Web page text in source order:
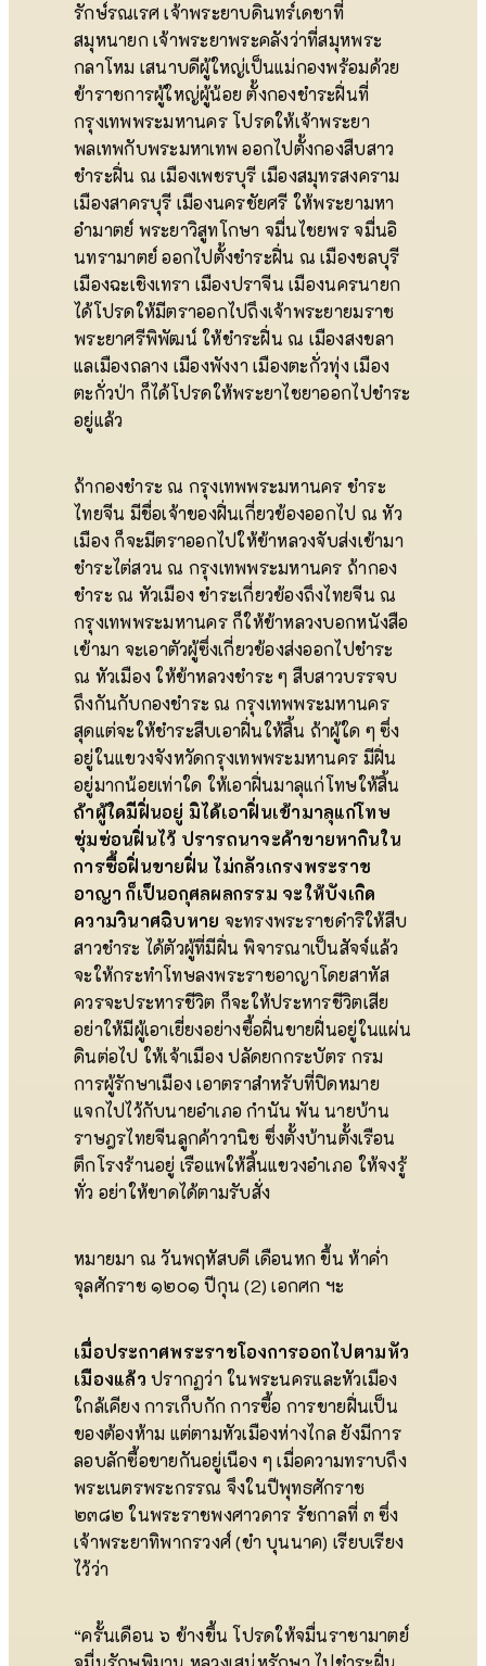
รักษ์รณเรศ เจ้าพระยาบดินทร์เดชาที่
สมุหนายก เจ้าพระยาพระคลังว่าที่สมุหพระ
กลาโหม เสนาบดีผู้ใหญ่เป็นแม่กองพร้อมด้วย
ข้าราชการผู้ใหญ่ผู้น้อย ตั้งกองชำระฝิ่นที่
กรุงเทพพระมหานคร โปรดให้เจ้าพระยา
พลเทพกับพระมหาเทพ ออกไปตั้งกองสืบสาว
ชำระฝิ่น ณ เมืองเพชรบุรี เมืองสมุทรสงคราม
เมืองสาครบุรี เมืองนครชัยศรี ให้พระยามหา
อำมาตย์ พระยาวิสูทโกษา จมื่นไชยพร จมื่นอิ
นทรามาตย์ ออกไปตั้งชำระฝิ่น ณ เมืองชลบุรี
เมืองฉะเชิงเทรา เมืองปราจีน เมืองนครนายก
ได้โปรดให้มีตราออกไปถึงเจ้าพระยายมราช
พระยาศรีพิพัฒน์ ให้ชำระฝิ่น ณ เมืองสงขลา
แลเมืองถลาง เมืองพังงา เมืองตะกั่วทุ่ง เมือง
ตะกั่วป่า ก็ได้โปรดให้พระยาไชยาออกไปชำระ
อยู่แล้ว
ถ้ากองชำระ ณ กรุงเทพพระมหานคร ชำระ
ไทยจีน มีชื่อเจ้าของฝิ่นเกี่ยวข้องออกไป ณ หัว
เมือง ก็จะมีตราออกไปให้ข้าหลวงจับส่งเข้ามา
ชำระไต่สวน ณ กรุงเทพพระมหานคร ถ้ากอง
ชำระ ณ หัวเมือง ชำระเกี่ยวข้องถึงไทยจีน ณ
กรุงเทพพระมหานคร ก็ให้ข้าหลวงบอกหนังสือ
เข้ามา จะเอาตัวผู้ซึ่งเกี่ยวข้องส่งออกไปชำระ
ณ หัวเมือง ให้ข้าหลวงชำระ ๆ สืบสาวบรรจบ
ถึงกันกับกองชำระ ณ กรุงเทพพระมหานคร
สุดแต่จะให้ชำระสืบเอาฝิ่นให้สิ้น ถ้าผู้ใด ๆ ซึ่ง
อยู่ในแขวงจังหวัดกรุงเทพพระมหานคร มีฝิ่น
อยู่มากน้อยเท่าใด ให้เอาฝิ่นมาลุแก่โทษให้สิ้น
ถ้าผู้ใดมีฝิ่นอยู่ มิได้เอาฝิ่นเข้ามาลุแก่โทษ
ซุ่มซ่อนฝิ่นไว้ ปรารถนาจะค้าขายหากินใน
การซื้อฝิ่นขายฝิ่น ไม่กลัวเกรงพระราช
อาญา ก็เป็นอกุศลผลกรรม จะให้บังเกิด
ความวินาศฉิบหาย จะทรงพระราชดำริให้สืบ
สาวชำระ ได้ตัวผู้ที่มีฝิ่น พิจารณาเป็นสัจจ์แล้ว
จะให้กระทำโทษลงพระราชอาญาโดยสาหัส
ควรจะประหารชีวิต ก็จะให้ประหารชีวิตเสีย
อย่าให้มีผู้เอาเยี่ยงอย่างซื้อฝิ่นขายฝิ่นอยู่ในแผ่น
ดินต่อไป ให้เจ้าเมือง ปลัดยกกระบัตร กรม
การผู้รักษาเมือง เอาตราสำหรับที่ปิดหมาย
แจกไปไว้กับนายอำเภอ กำนัน พัน นายบ้าน
ราษฎรไทยจีนลูกค้าวานิช ซึ่งตั้งบ้านตั้งเรือน
ตึกโรงร้านอยู่ เรือแพให้สิ้นแขวงอำเภอ ให้จงรู้
ทั่ว อย่าให้ขาดได้ตามรับสั่ง
หมายมา ณ วันพฤหัสบดี เดือนหก ขึ้น ห้าค่ำ
จุลศักราช ๑๒๐๑ ปีกุน (2) เอกศก ฯะ
เมื่อประกาศพระราชโองการออกไปตามหัว
เมืองแล้วปรากฏว่า ในพระนครและหัวเมือง
ใกล้เคียง การเก็บกัก การซื้อ การขายฝิ่นเป็น
ของต้องห้าม แต่ตามหัวเมืองห่างไกล ยังมีการ
ลอบลักซื้อขายกันอยู่เนือง ๆ เมื่อความทราบถึง
พระเนตรพระกรรณ จึงในปีพุทธศักราช
๒๓๘๒ ในพระราชพงศาวดาร รัชกาลที่ ๓ ซึ่ง
เจ้าพระยาทิพากรวงศ์ (ขำ บุนนาค) เรียบเรียง
ไว้ว่า
“ครั้นเดือน ๖ ข้างขึ้น โปรดให้จมื่นราชามาตย์